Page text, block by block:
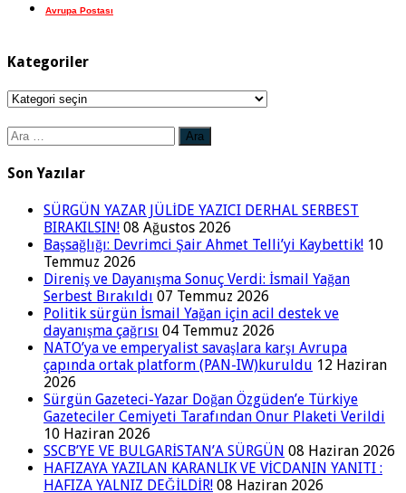
Avrupa Postası
Kategoriler
Kategoriler
Arama:
Son Yazılar
SÜRGÜN YAZAR JÜLİDE YAZICI DERHAL SERBEST
BIRAKILSIN! 08 Ağustos 2026
Başsağlığı: Devrimci Şair Ahmet Telli’yi Kaybettik! 10
Temmuz 2026
Direniş ve Dayanışma Sonuç Verdi: İsmail Yağan
Serbest Bırakıldı 07 Temmuz 2026
Politik sürgün İsmail Yağan için acil destek ve
dayanışma çağrısı 04 Temmuz 2026
NATO’ya ve emperyalist savaşlara karşı Avrupa
çapında ortak platform (PAN-IW)kuruldu 12 Haziran
2026
Sürgün Gazeteci-Yazar Doğan Özgüden’e Türkiye
Gazeteciler Cemiyeti Tarafından Onur Plaketi Verildi
10 Haziran 2026
SSCB’YE VE BULGARİSTAN’A SÜRGÜN 08 Haziran 2026
HAFIZAYA YAZILAN KARANLIK VE VİCDANIN YANITI :
HAFIZA YALNIZ DEĞİLDİR! 08 Haziran 2026